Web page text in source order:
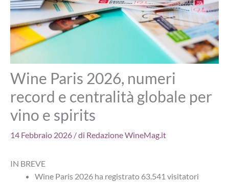
Wine Paris 2026, numeri
record e centralità globale per
vino e spirits
14 Febbraio 2026 / di Redazione WineMag.it
IN BREVE
Wine Paris 2026 ha registrato 63.541 visitatori